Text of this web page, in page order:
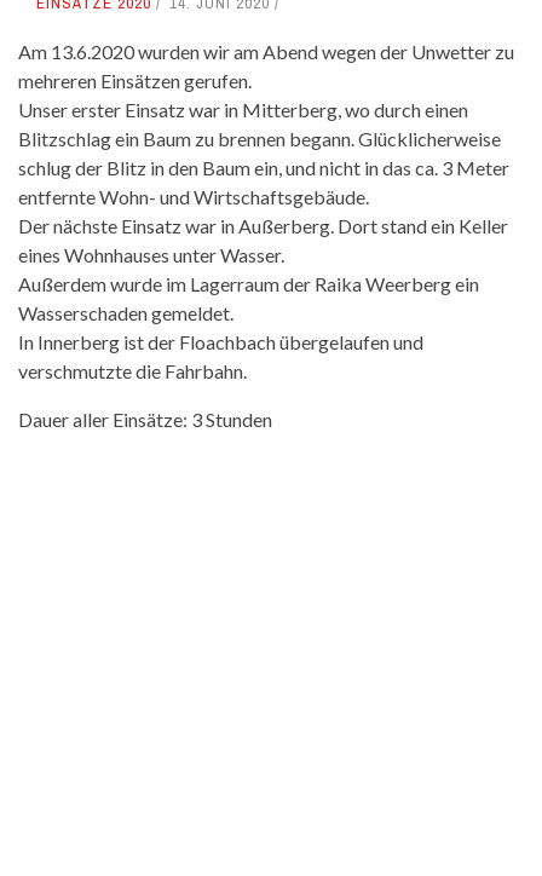
Am 13.6.2020 wurden wir am Abend wegen der Unwetter zu
mehreren Einsätzen gerufen.
Unser erster Einsatz war in Mitterberg, wo durch einen
Blitzschlag ein Baum zu brennen begann. Glücklicherweise
schlug der Blitz in den Baum ein, und nicht in das ca. 3 Meter
entfernte Wohn- und Wirtschaftsgebäude.
Der nächste Einsatz war in Außerberg. Dort stand ein Keller
eines Wohnhauses unter Wasser.
Außerdem wurde im Lagerraum der Raika Weerberg ein
Wasserschaden gemeldet.
In Innerberg ist der Floachbach übergelaufen und
verschmutzte die Fahrbahn.
Dauer aller Einsätze: 3 Stunden